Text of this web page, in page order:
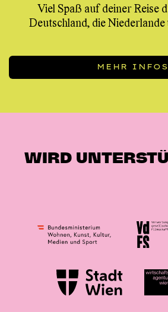
Viel Spaß auf deiner Reise
Deutschland, die Niederlande
MEHR INFOS
WIRD